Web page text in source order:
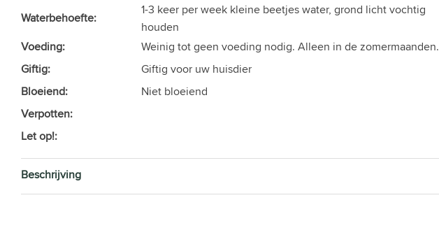
Waterbehoefte:
1-3 keer per week kleine beetjes water, grond licht vochtig
houden
Voeding:
Weinig tot geen voeding nodig. Alleen in de zomermaanden.
Giftig:
Giftig voor uw huisdier
Bloeiend:
Niet bloeiend
Verpotten:
Let op!:
Beschrijving